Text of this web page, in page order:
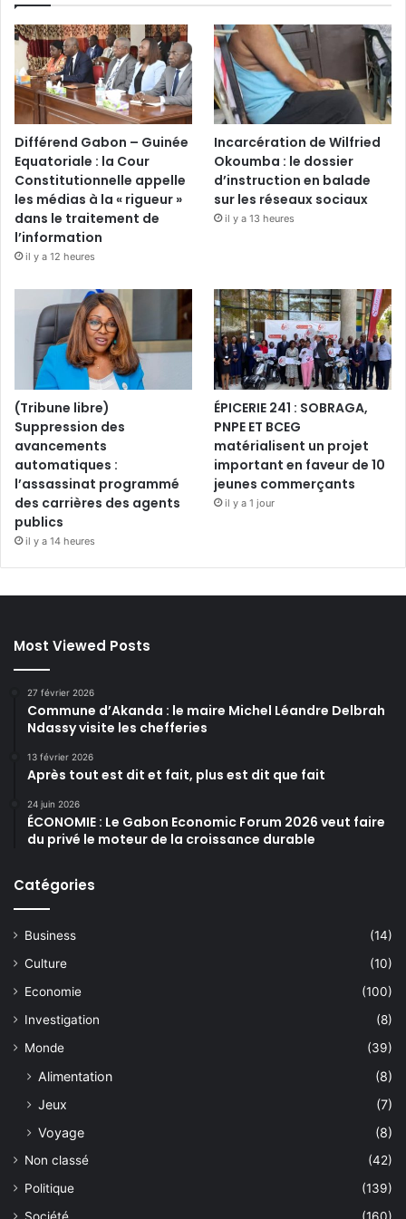
Différend Gabon – Guinée
Equatoriale : la Cour
Constitutionnelle appelle
les médias à la « rigueur »
dans le traitement de
l’information
il y a 12 heures
Incarcération de Wilfried
Okoumba : le dossier
d’instruction en balade
sur les réseaux sociaux
il y a 13 heures
(Tribune libre)
Suppression des
avancements
automatiques :
l’assassinat programmé
des carrières des agents
publics
il y a 14 heures
ÉPICERIE 241 : SOBRAGA,
PNPE ET BCEG
matérialisent un projet
important en faveur de 10
jeunes commerçants
il y a 1 jour
Most Viewed Posts
27 février 2026
Commune d’Akanda : le maire Michel Léandre Delbrah
Ndassy visite les chefferies
13 février 2026
Après tout est dit et fait, plus est dit que fait
24 juin 2026
ÉCONOMIE : Le Gabon Economic Forum 2026 veut faire
du privé le moteur de la croissance durable
Catégories
Business
(14)
Culture
(10)
Economie
(100)
Investigation
(8)
Monde
(39)
Alimentation
(8)
Jeux
(7)
Voyage
(8)
Non classé
(42)
Politique
(139)
Société
(160)